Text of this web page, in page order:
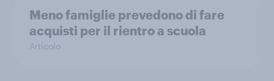
Meno famiglie prevedono di fare
acquisti per il rientro a scuola
Articolo